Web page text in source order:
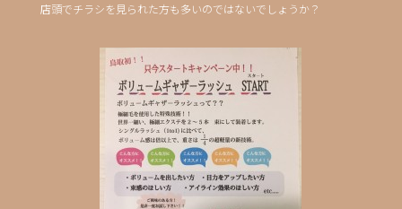
店頭でチラシを見られた方も多いのではないでしょうか？